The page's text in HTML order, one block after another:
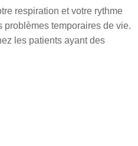
respiration et votre rythme
temporaires de vie.
les patients ayant des